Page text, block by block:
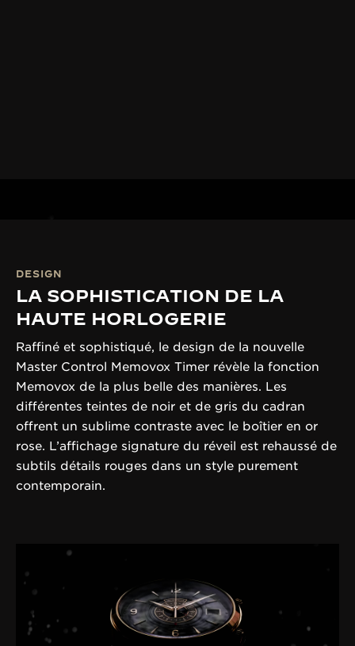
DESIGN
LA SOPHISTICATION DE LA
HAUTE HORLOGERIE
Raffiné et sophistiqué, le design de la nouvelle
Master Control Memovox Timer révèle la fonction
Memovox de la plus belle des manières. Les
différentes teintes de noir et de gris du cadran
offrent un sublime contraste avec le boîtier en or
rose. L’affichage signature du réveil est rehaussé de
subtils détails rouges dans un style purement
contemporain.